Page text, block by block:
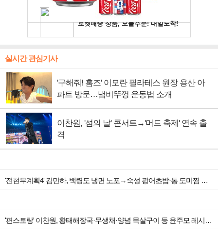
실시간 관심기사
'구해줘! 홈즈' 이모란 필라테스 원장 용산 아
파트 방문…냄비뚜껑 운동법 소개
이찬원, '섬의 날' 콘서트→'머드 축제' 연속 출
격
'전현무계획4' 김민하, 백령도 냉면 노포→숙성 광어초밥·통 도미찜 맛집 탐방
'편스토랑' 이찬원, 황태해장국·무생채·양념 목살구이 등 윤주모 레시피 섭렵